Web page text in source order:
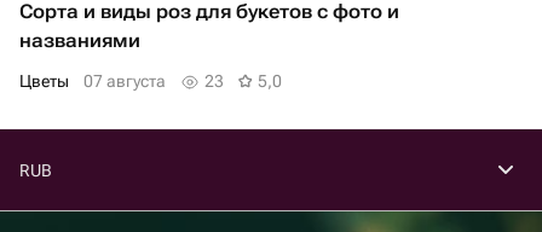
Сорта и виды роз для букетов с фото и
названиями
Цветы 07 августа 23 5,0
RUB